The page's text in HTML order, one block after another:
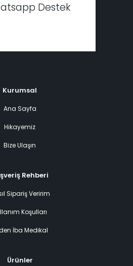
Destek
Kurumsal
Ana Sayfa
Hikayemiz
Bize Ulaşın
Rehberi
Sipariş Veririm
Koşulları
İba Medikal
Ürünler